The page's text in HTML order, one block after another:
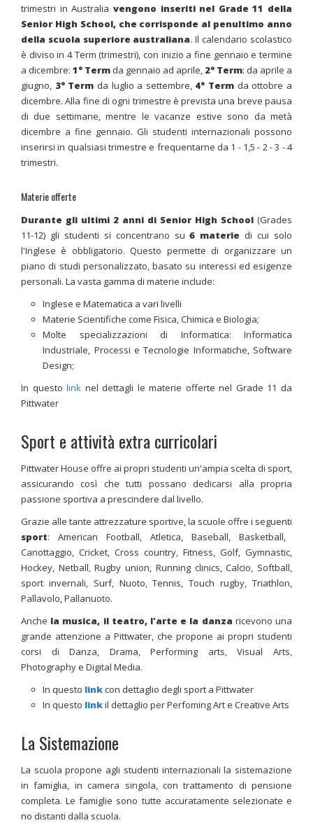
trimestri in Australia vengono inseriti nel Grade 11 della
Senior High School, che corrisponde al penultimo anno
della scuola superiore australiana. Il calendario scolastico
è diviso in 4 Term (trimestri), con inizio a fine gennaio e termine
a dicembre: 1° Term da gennaio ad aprile, 2° Term: da aprile a
giugno, 3° Term da luglio a settembre, 4° Term da ottobre a
dicembre. Alla fine di ogni trimestre è prevista una breve pausa
di due settimane, mentre le vacanze estive sono da metà
dicembre a fine gennaio. Gli studenti internazionali possono
inserirsi in qualsiasi trimestre e frequentarne da 1 - 1,5 - 2 - 3 - 4
trimestri.
Materie offerte
Durante gli ultimi 2 anni di Senior High School (Grades
11-12) gli studenti si concentrano su6 materie di cui solo
l'Inglese è obbligatorio. Questo permette di organizzare un
piano di studi personalizzato, basato su interessi ed esigenze
personali. La vasta gamma di materie include:
Inglese e Matematica a vari livelli
Materie Scientifiche come Fisica, Chimica e Biologia;
Molte specializzazioni di Informatica: Informatica
Industriale, Processi e Tecnologie Informatiche, Software
Design;
In questolink nel dettagli le materie offerte nel Grade 11 da
Pittwater
Sport e attività extra curricolari
Pittwater House offre ai propri studenti un'ampia scelta di sport,
assicurando così che tutti possano dedicarsi alla propria
passione sportiva a prescindere dal livello.
Grazie alle tante attrezzature sportive, la scuole offre i seguenti
sport: American Football, Atletica, Baseball, Basketball,
Canottaggio, Cricket, Cross country, Fitness, Golf, Gymnastic,
Hockey, Netball, Rugby union, Running clinics, Calcio, Softball,
sport invernali, Surf, Nuoto, Tennis, Touch rugby, Triathlon,
Pallavolo, Pallanuoto.
Anche la musica, il teatro, l'arte e la danza ricevono una
grande attenzione a Pittwater, che propone ai propri studenti
corsi di Danza, Drama, Performing arts, Visual Arts,
Photography e Digital Media.
In questo linkcon dettaglio degli sport a Pittwater
In questo linkil dettaglio per Perfoming Art e Creative Arts
La Sistemazione
La scuola propone agli studenti internazionali la sistemazione
in famiglia, in camera singola, con trattamento di pensione
completa. Le famiglie sono tutte accuratamente selezionate e
no distanti dalla scuola.